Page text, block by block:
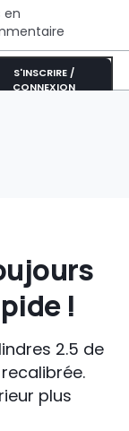
en
S'INSCRIRE /
CONNEXION
!
2.5 de
plus